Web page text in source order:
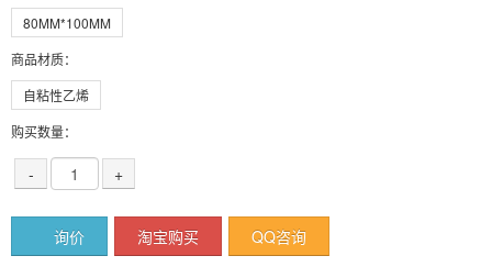
80MM*100MM
商品材质：
自粘性乙烯
购买数量：
- +
询价 淘宝购买 QQ咨询